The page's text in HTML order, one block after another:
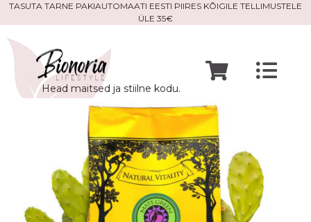
Skip
to
content
TASUTA TARNE PAKIAUTOMAATI EESTI PIIRES KÕIGILE TELLIMUSTELE
ÜLE 35€
Head maitsed ja stiilne kodu.
Meist